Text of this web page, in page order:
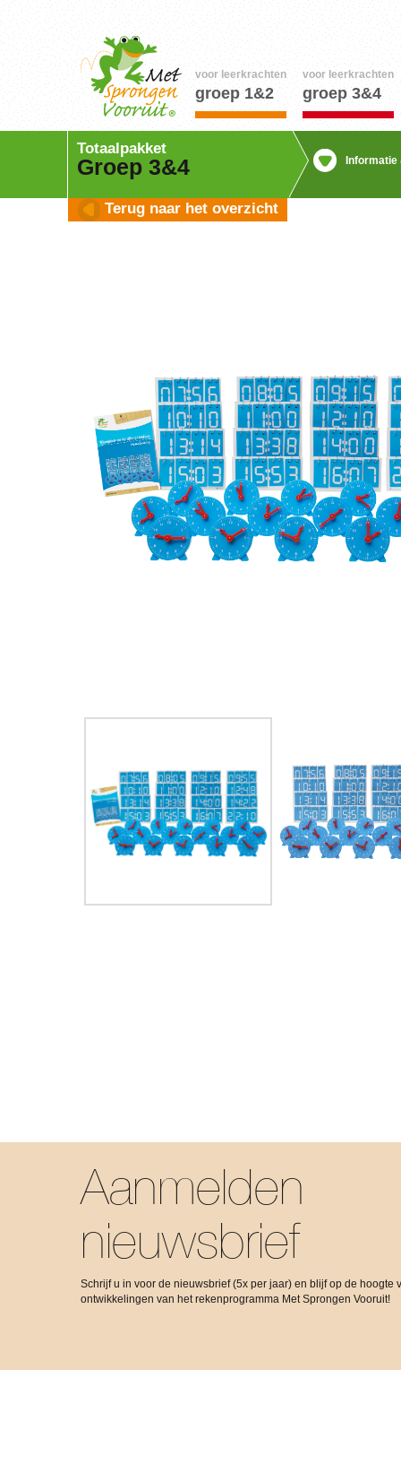
voor leerkrachten
groep 1&2
voor leerkrachten
groep 3&4
Totaalpakket
Groep 3&4
Terug naar het overzicht
Informatie
Aanmelden
nieuwsbrief
Schrijf u in voor de nieuwsbrief (5x per jaar) en blijf op de hoogte
ontwikkelingen van het rekenprogramma Met Sprongen Vooruit!